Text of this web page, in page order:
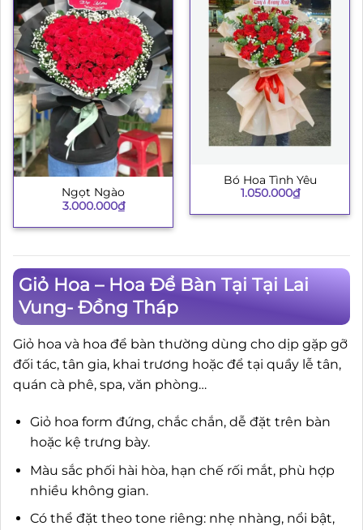
Ngọt Ngào
3.000.000₫
Bó Hoa Tình Yêu
1.050.000₫
Giỏ Hoa – Hoa Để Bàn Tại Tại Lai
Vung- Đồng Tháp
Giỏ hoa và hoa để bàn thường dùng cho dịp gặp gỡ
đối tác, tân gia, khai trương hoặc để tại quầy lễ tân,
quán cà phê, spa, văn phòng…
Giỏ hoa form đứng, chắc chắn, dễ đặt trên bàn
hoặc kệ trưng bày.
Màu sắc phối hài hòa, hạn chế rối mắt, phù hợp
nhiều không gian.
Có thể đặt theo tone riêng: nhẹ nhàng, nổi bật,